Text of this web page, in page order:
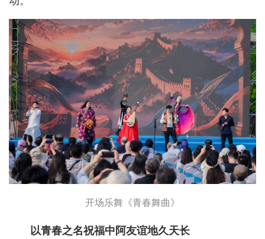
开场乐舞《青春舞曲》
以青春之名祝福中阿友谊地久天长